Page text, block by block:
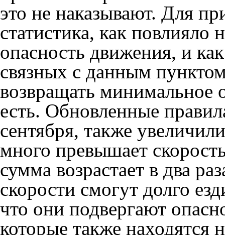
это не наказывают. Для
статистика, как повлияло
опасность движения, и
связных с данным
возвращать минимальное
есть. Обновленные
сентября, также
много превышает
сумма возрастает в два
скорости смогут долго
что они подвергают
которые также находятся